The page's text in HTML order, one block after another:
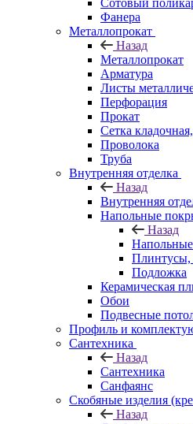
Сотовый
Фанера
Металлопрокат
Назад
Металлопрокат
Арматура
Листы
Перфорация
Прокат
Сетка
Проволока
Труба
Внутренняя отделка
Назад
Внутренняя
Напольные
Назад
Плинтусы,
Подложка
Керамическая
Обои
Подвесные
Профиль и
Сантехника
Назад
Сантехника
Санфаянс
Скобяные изделия
Назад